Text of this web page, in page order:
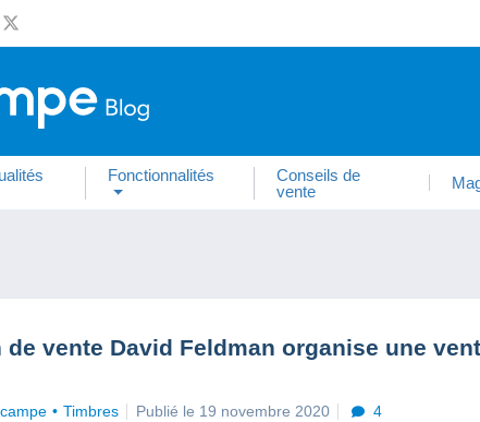
Fonctionnalités
Conseils de
vente
de vente David Feldman organise une
Timbres Publié le 19 novembre 2020 4